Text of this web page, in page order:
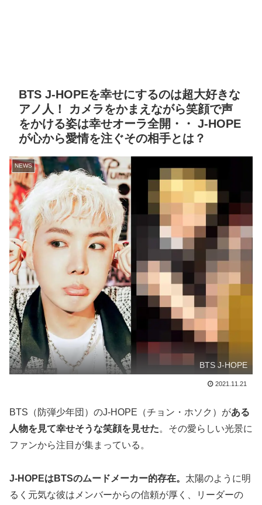
BTS J-HOPEを幸せにするのは超大好きな
アノ人！ カメラをかまえながら笑顔で声
をかける姿は幸せオーラ全開・・ J-HOPE
が心から愛情を注ぐその相手とは？
NEWS
BTS J-HOPE
2021.11.21
BTS（防弾少年団）のJ-HOPE（チョン・ホソク）がある
人物を見て幸せそうな笑顔を見せた。その愛らしい光景に
ファンから注目が集まっている。
J-HOPEはBTSのムードメーカー的存在。 太陽のように明
るく元気な彼はメンバーからの信頼が厚く、リーダーの